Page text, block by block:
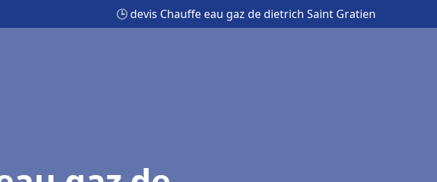
🕒 devis Chauffe eau gaz de dietrich Saint Gratien